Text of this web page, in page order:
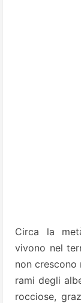
Circa la
vivono nel
non crescono
rami degli
rocciose,